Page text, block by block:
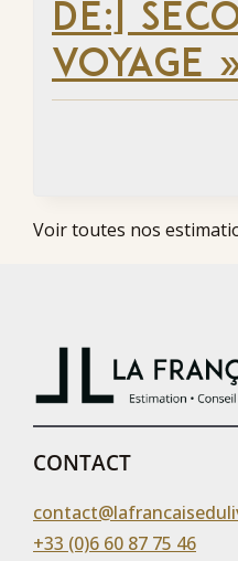
DE:]
VOYAGE
Voir toutes nos
CONTACT
+33 (0)6 60 87 75 46